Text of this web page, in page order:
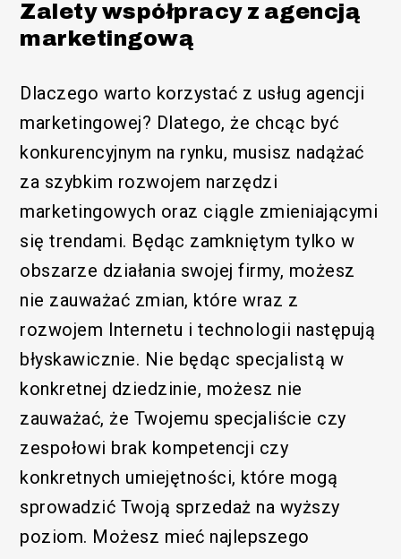
Zalety współpracy z agencją
marketingową
Dlaczego warto korzystać z usług agencji
marketingowej? Dlatego, że chcąc być
konkurencyjnym na rynku, musisz nadążać
za szybkim rozwojem narzędzi
marketingowych oraz ciągle zmieniającymi
się trendami. Będąc zamkniętym tylko w
obszarze działania swojej firmy, możesz
nie zauważać zmian, które wraz z
rozwojem Internetu i technologii następują
błyskawicznie. Nie będąc specjalistą w
konkretnej dziedzinie, możesz nie
zauważać, że Twojemu specjaliście czy
zespołowi brak kompetencji czy
konkretnych umiejętności, które mogą
sprowadzić Twoją sprzedaż na wyższy
poziom. Możesz mieć najlepszego